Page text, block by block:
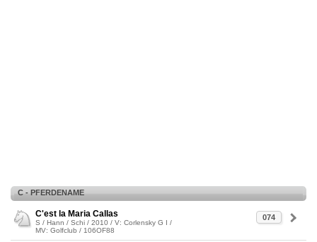
C - PFERDENAME
074
C'est la Maria Callas
S / Hann / Schi / 2010 / V: Corlensky G I /
MV: Golfclub / 106OF88